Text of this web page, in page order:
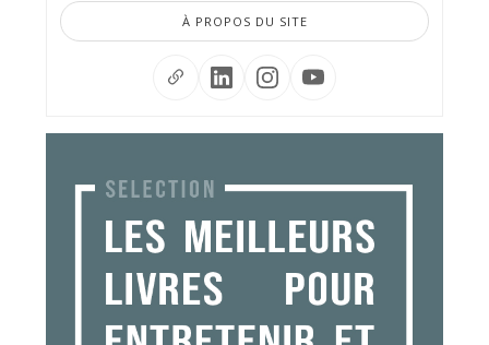
À PROPOS DU SITE